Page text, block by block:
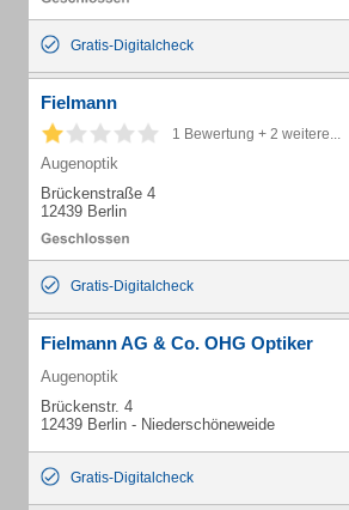
Gratis-Digitalcheck
Fielmann
1 Bewertung + 2 weitere...
Augenoptik
Brückenstraße 4
12439 Berlin
Gratis-Digitalcheck
Fielmann AG & Co. OHG Optiker
Augenoptik
Brückenstr. 4
12439 Berlin - Niederschöneweide
Gratis-Digitalcheck